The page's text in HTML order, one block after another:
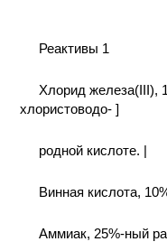
КОНТАКТЫ
Реактивы 1
Хлорид железа(III),
хлористоводо- ]
родной кислоте. |
Винная кислота,
Аммиак, 25%-ный